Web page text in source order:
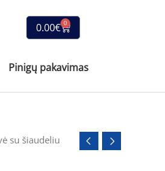
0.00€ 0
Cart
Pinigų pakavimas
su šiaudeliu